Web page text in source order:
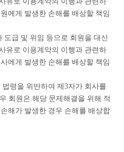
에게 발생한 손해를 배상할 책임
도급 및 위임 등으로 회원을 대신
유로 이용계약의 이행과 관련하
에게 발생한 손해를 배상할 책임
령을 위반하여 제 3자가 회사를
회원은 해당 문제해결을 위해 적
해가 발생한 경우 손해를 배상합